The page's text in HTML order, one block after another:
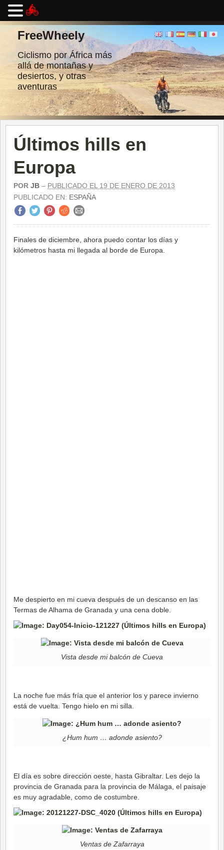
Ir
contenidoFreeWheely
Ciclismo por África más
allá de montañas y
desiertos, y otras
aventuras
Últimos hills en
Europa
POR JB – PUBLICADO EL 19 DE ENERO DE 2013
PUBLICADO EN: ESPAÑA
Finales de diciembre, ahora puedo contar los días y
kilómetros hasta mi llegada al borde de Europa.
Me despierto en mi cueva después de un descanso en las
Termas de Alhama de Granada y una cena doble.
Vista desde mi balcón de Cueva
La noche fue más fría que el anterior los y parece invierno
está de vuelta. Tengo hielo en mi silla.
¿Hum hum … adonde asiento?
El día es sobre dirección oeste, hasta Gibraltar. Les dejo la
provincia de Granada para la provincia de Málaga, el paisaje
es muy agradable, como de costumbre.
Ventas de Zafarraya